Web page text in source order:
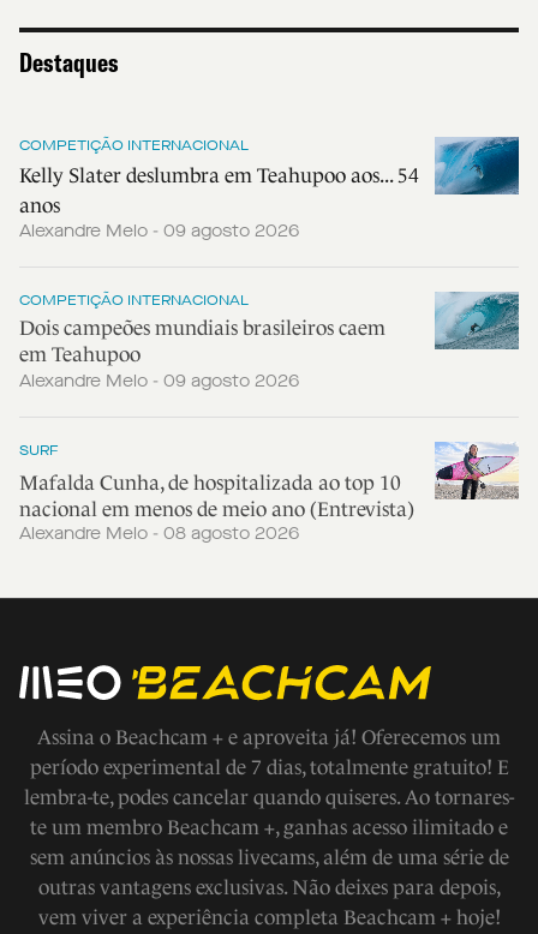
Destaques
COMPETIÇÃO INTERNACIONAL
Kelly Slater deslumbra em Teahupoo aos... 54
anos
Alexandre Melo - 09 agosto 2026
COMPETIÇÃO INTERNACIONAL
Dois campeões mundiais brasileiros caem
em Teahupoo
Alexandre Melo - 09 agosto 2026
SURF
Mafalda Cunha, de hospitalizada ao top 10
nacional em menos de meio ano (Entrevista)
Alexandre Melo - 08 agosto 2026
Assina o Beachcam + e aproveita já! Oferecemos um
período experimental de 7 dias, totalmente gratuito! E
lembra-te, podes cancelar quando quiseres. Ao tornares-
te um membro Beachcam +, ganhas acesso ilimitado e
sem anúncios às nossas livecams, além de uma série de
outras vantagens exclusivas. Não deixes para depois,
vem viver a experiência completa Beachcam + hoje!